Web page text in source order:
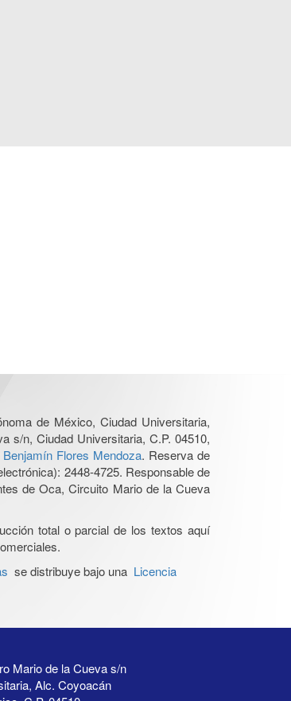
de México, Ciudad Universitaria,
s/n, Ciudad Universitaria, C.P. 04510,
Benjamín Flores Mendoza. Reserva de
2448-4725. Responsable de
de Oca, Circuito Mario de la Cueva
total o parcial de los textos aquí
se distribuye bajo una Licencia
Mario de la Cueva s/n
Alc. Coyoacán